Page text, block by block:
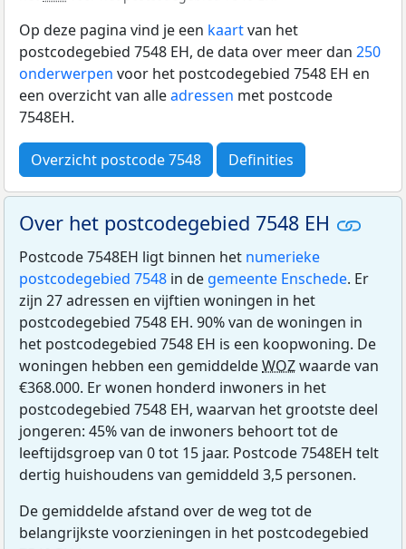
Op deze pagina vind je een kaartvan het
postcodegebied 7548 EH, de data over meer dan 250
onderwerpen voor het postcodegebied 7548 EH en
een overzicht van alleadressen met postcode
7548EH.
Overzicht postcode 7548 Definities
Over het postcodegebied 7548 EH
Postcode 7548EH ligt binnen het numerieke
postcodegebied 7548 in de gemeente Enschede. Er
zijn 27 adressen en vijftien woningen in het
postcodegebied 7548 EH. 90% van de woningen in
het postcodegebied 7548 EH is een koopwoning. De
woningen hebben een gemiddeldeWOZwaarde van
€368.000. Er wonen honderd inwoners in het
postcodegebied 7548 EH, waarvan het grootste deel
jongeren: 45% van de inwoners behoort tot de
leeftijdsgroep van 0 tot 15 jaar. Postcode 7548EH telt
dertig huishoudens van gemiddeld 3,5 personen.
De gemiddelde afstand over de weg tot de
belangrijkste voorzieningen in het postcodegebied